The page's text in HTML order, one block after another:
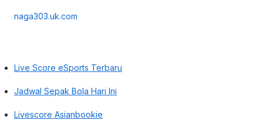
naga303.uk.com
Live Score eSports Terbaru
Jadwal Sepak Bola Hari Ini
Livescore Asianbookie